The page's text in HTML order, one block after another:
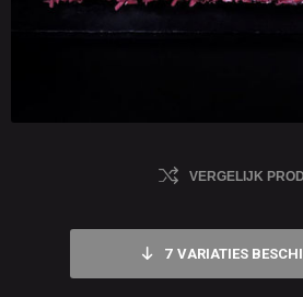
VERGELIJK
7 VARIATIES